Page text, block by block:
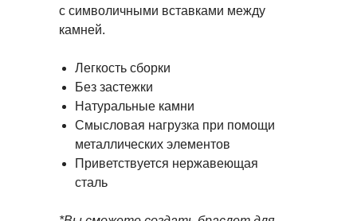
с символичными вставками между
камней.
Легкость сборки
Без застежки
Натуральные камни
Смысловая нагрузка при помощи
металлических элементов
Приветствуется нержавеющая
сталь